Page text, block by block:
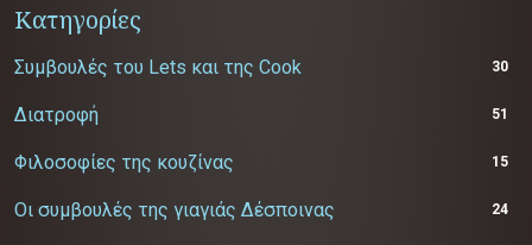
Κατηγορίες
Συμβουλές του Lets και της Cook 30
Διατροφή 51
Φιλοσοφίες της κουζίνας 15
Οι συμβουλές της γιαγιάς Δέσποινας 24